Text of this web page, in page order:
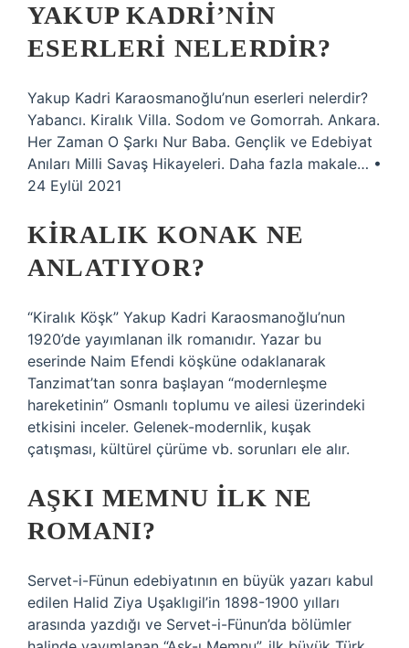
YAKUP KADRI’NIN
ESERLERI NELERDIR?
Yakup Kadri Karaosmanoğlu’nun eserleri nelerdir?
Yabancı. Kiralık Villa. Sodom ve Gomorrah. Ankara.
Her Zaman O Şarkı Nur Baba. Gençlik ve Edebiyat
Anıları Milli Savaş Hikayeleri. Daha fazla makale… •
24 Eylül 2021
KIRALIK KONAK NE
ANLATIYOR?
“Kiralık Köşk” Yakup Kadri Karaosmanoğlu’nun
1920’de yayımlanan ilk romanıdır. Yazar bu
eserinde Naim Efendi köşküne odaklanarak
Tanzimat’tan sonra başlayan “modernleşme
hareketinin” Osmanlı toplumu ve ailesi üzerindeki
etkisini inceler. Gelenek-modernlik, kuşak
çatışması, kültürel çürüme vb. sorunları ele alır.
AŞKI MEMNU ILK NE
ROMANI?
Servet-i-Fünun edebiyatının en büyük yazarı kabul
edilen Halid Ziya Uşaklıgil’in 1898-1900 yılları
arasında yazdığı ve Servet-i-Fünun’da bölümler